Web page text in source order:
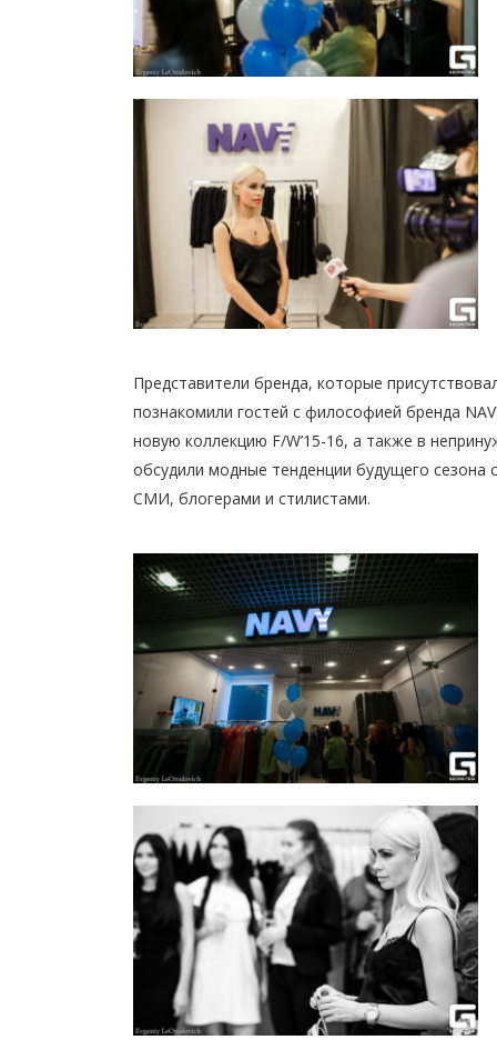
Представители бренда, которые
познакомили гостей с философией бренда
новую коллекцию F/W’15-16, а также в
обсудили модные тенденции будущего сезона
СМИ, блогерами и стилистами.